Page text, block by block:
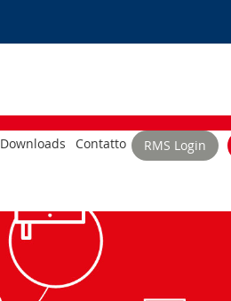
Downloads Contatto RMS Login